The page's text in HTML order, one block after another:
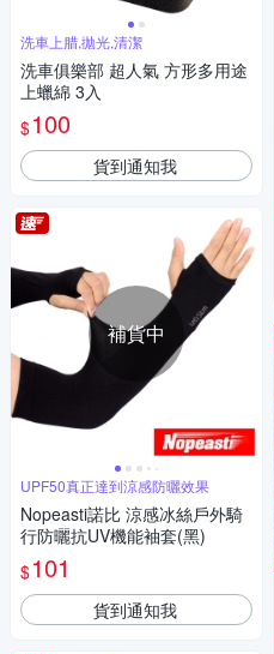
洗車上腊,拋光,清潔
洗車俱樂部 超人氣 方形多用途
上蠟綿 3入
$100
貨到通知我
補貨中
UPF50真正達到涼感防曬效果
Nopeasti諾比 涼感冰絲戶外騎
行防曬抗UV機能袖套(黑)
$101
貨到通知我